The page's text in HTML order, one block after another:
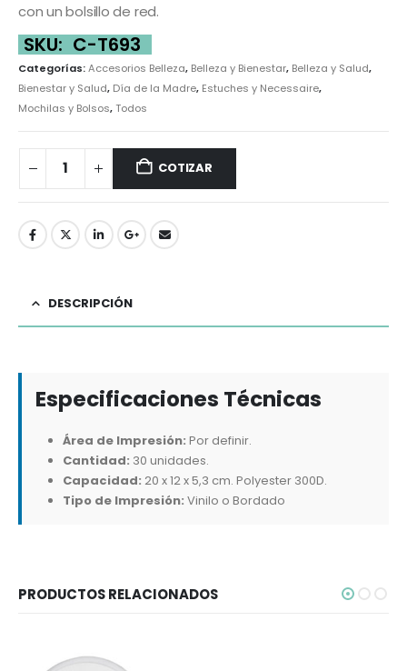
con un bolsillo de red.
SKU: C-T693
Categorías:Accesorios Belleza, Belleza y Bienestar, Belleza y Salud,
Bienestar y Salud, Día de la Madre, Estuches y Necessaire,
Mochilas y Bolsos,Todos
COTIZAR
DESCRIPCIÓN
Especificaciones Técnicas
Área de Impresión: Por definir.
Cantidad: 30 unidades.
Capacidad: 20 x 12 x 5,3 cm. Polyester 300D.
Tipo de Impresión: Vinilo o Bordado
PRODUCTOS RELACIONADOS